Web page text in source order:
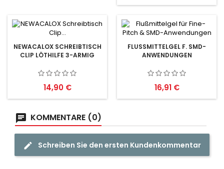
NEWACALOX SCHREIBTISCH
CLIP LÖTHILFE 3-ARMIG
Preis
14,90 €
FLUSSMITTELGEL F. SMD-A
NWENDUNGEN
Preis
16,91 €
KOMMENTARE (0)
Schreiben Sie den ersten Kundenkommentar